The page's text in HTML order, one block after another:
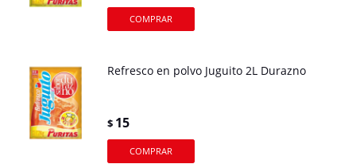
Refresco en polvo Juguito 2L Durazno
$ 15